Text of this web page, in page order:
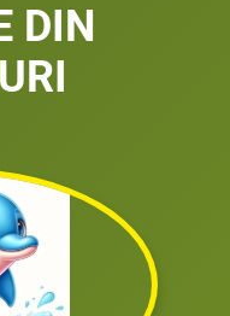
DIN